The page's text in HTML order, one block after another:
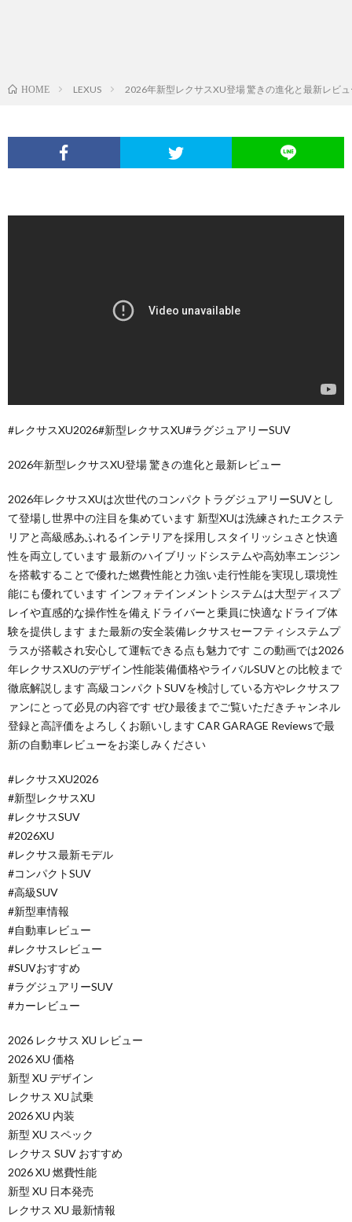
HOME LEXUS 2026年新型レクサスXU登場 驚きの進化と最新レビ
#レクサスXU2026#新型レクサスXU#ラグジュアリーSUV
2026年新型レクサスXU登場 驚きの進化と最新レビュー
2026年レクサスXUは次世代のコンパクトラグジュアリーSUVとし
て登場し世界中の注目を集めています 新型XUは洗練されたエクステ
リアと高級感あふれるインテリアを採用しスタイリッシュさと快適
性を両立しています 最新のハイブリッドシステムや高効率エンジン
を搭載することで優れた燃費性能と力強い走行性能を実現し環境性
能にも優れています インフォテインメントシステムは大型ディスプ
レイや直感的な操作性を備えドライバーと乗員に快適なドライブ体
験を提供します また最新の安全装備レクサスセーフティシステムプ
ラスが搭載され安心して運転できる点も魅力です この動画では2026
年レクサスXUのデザイン性能装備価格やライバルSUVとの比較まで
徹底解説します 高級コンパクトSUVを検討している方やレクサスフ
ァンにとって必見の内容です ぜひ最後までご覧いただきチャンネル
登録と高評価をよろしくお願いします CAR GARAGE Reviewsで最
新の自動車レビューをお楽しみください
#レクサスXU2026
#新型レクサスXU
#レクサスSUV
#2026XU
#レクサス最新モデル
#コンパクトSUV
#高級SUV
#新型車情報
#自動車レビュー
#レクサスレビュー
#SUVおすすめ
#ラグジュアリーSUV
#カーレビュー
2026 レクサス XU レビュー
2026 XU 価格
新型 XU デザイン
レクサス XU 試乗
2026 XU 内装
新型 XU スペック
レクサス SUV おすすめ
2026 XU 燃費性能
新型 XU 日本発売
レクサス XU 最新情報